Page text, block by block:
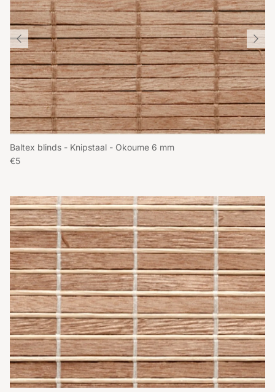
Baltex blinds - Knipstaal - Okoume 6 mm
Reguliere prijs
€5